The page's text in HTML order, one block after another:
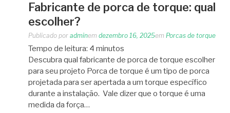
Fabricante de porca de torque: qual
escolher?
Publicado por adminem dezembro 16, 2025em Porcas de torque
Tempo de leitura: 4 minutos
Descubra qual fabricante de porca de torque escolher
para seu projeto Porca de torque é um tipo de porca
projetada para ser apertada a um torque específico
durante a instalação. Vale dizer que o torque é uma
medida da força…